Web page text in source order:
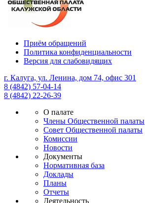
Приём обращений
Политика конфиденциальности
Версия для слабовидящих
г. Калуга, ул. Ленина, дом 74, офис 301
8 (4842) 57-04-14
8 (4842) 22-26-39
О палате
Члены Общественной палаты
Совет Общественной палаты
Комиссии
Новости
Документы
Нормативная база
Доклады
Планы
Отчеты
Деятельность